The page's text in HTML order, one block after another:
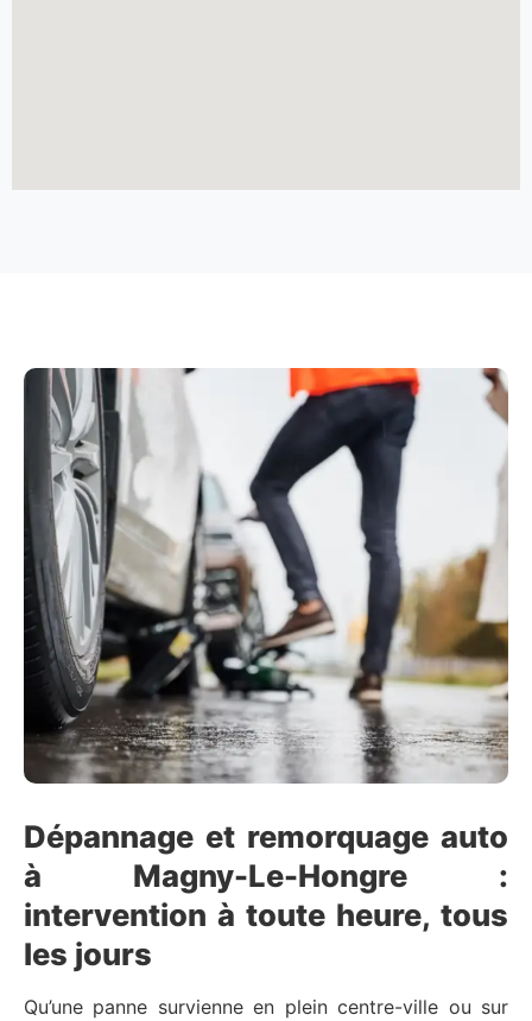
Dépannage et remorquage auto
à Magny-Le-Hongre :
intervention à toute heure, tous
les jours
Qu’une panne survienne en plein centre-ville ou sur